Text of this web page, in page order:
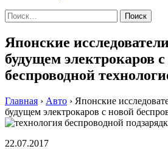
Найти:
Японские
будущем электрокаров
беспроводной
Главная › Авто › Японские
будущем электрокаров с новой
22.07.2017